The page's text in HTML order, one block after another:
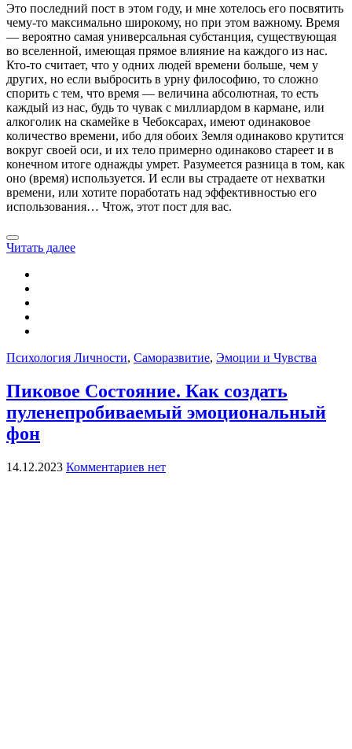
Это последний пост в этом году, и мне хотелось его посвятить
чему-то максимально широкому, но при этом важному. Время
— вероятно самая универсальная субстанция, существующая
во вселенной, имеющая прямое влияние на каждого из нас.
Кто-то считает, что у одних людей времени больше, чем у
других, но если выбросить в урну философию, то сложно
спорить с тем, что время — величина абсолютная, то есть
каждый из нас, будь то чувак с миллиардом в кармане, или
алкоголик на скамейке в Чебоксарах, имеют одинаковое
количество времени, ибо для обоих Земля одинаково крутится
вокруг своей оси, и их тело примерно одинаково стареет и в
конечном итоге однажды умрет. Разумеется разница в том, как
оно (время) используется. И если вы страдаете от нехватки
времени, или хотите поработать над эффективностью его
использования… Чтож, этот пост для вас.
Читать далее
Психология Личности, Саморазвитие, Эмоции и Чувства
Пиковое Состояние. Как создать
пуленепробиваемый эмоциональный
фон
14.12.2023 Комментариев нет